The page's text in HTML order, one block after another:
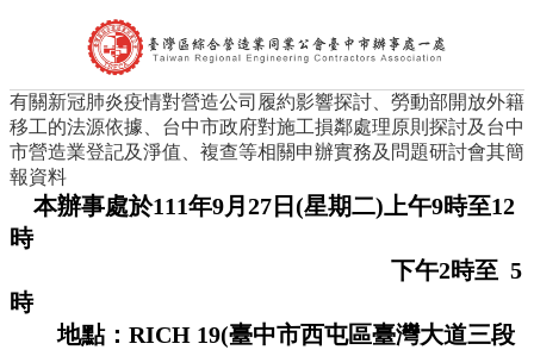
首頁
公會簡介
組織架構
處長的話
中央政府公告
有關新冠肺炎疫情對營造公司履約影響探討、勞動部開放外籍
移工的法源依據、台中市政府對施工損鄰處理原則探討及台中
市營造業登記及淨值、複查等相關申辦實務及問題研討會其簡
報資料
本辦事處於111年9月27日(星期二)上午9時至12
時
下午2時至 5
時
地點：RICH 19(臺中市西屯區臺灣大道三段